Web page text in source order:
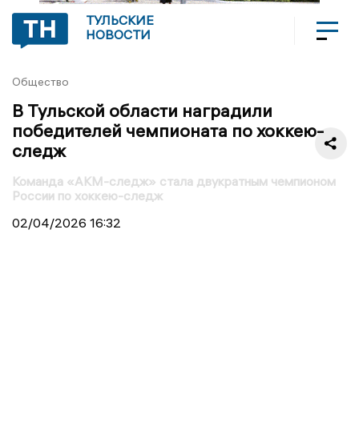
ТУЛЬСКИЕ
НОВОСТИ
Общество
В Тульской области наградили
победителей чемпионата по хоккею-
следж
Команда «АКМ-следж» стала двукратным чемпионом
России по хоккею-следж
02/04/2026 16:32